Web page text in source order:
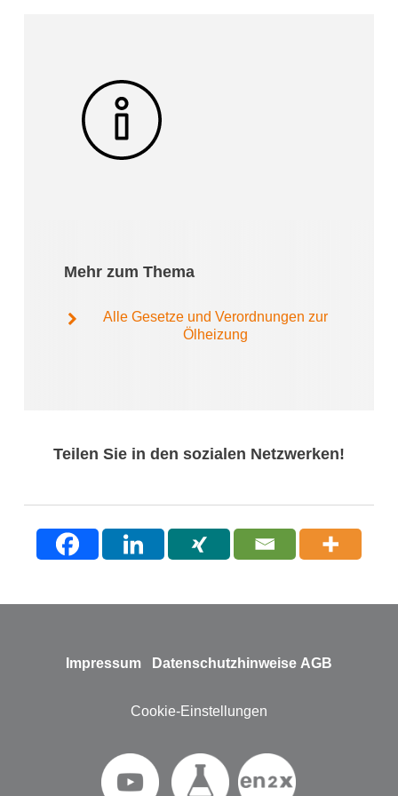
Mehr zum Thema
Alle Gesetze und Verordnungen zur
Ölheizung
Teilen Sie in den sozialen Netzwerken!
Impressum Datenschutzhinweise AGB
Cookie-Einstellungen